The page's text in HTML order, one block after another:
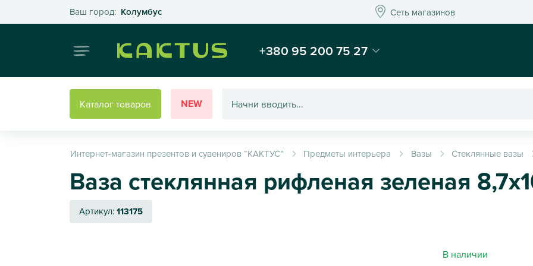
Ваш город: КолумбусВыберите свой город Сеть магазиновСеть магазинов
Интернет-магазин подарков и декора - Kaktus
+380 95 200 75 27
Каталог товаров NEW
Интернет-магазин презентов и сувениров “КАКТУС” Предметы интерьера Вазы Стеклянные вазы
Ваза стеклянная рифленая зеленая
Артикул:113175
В наличии